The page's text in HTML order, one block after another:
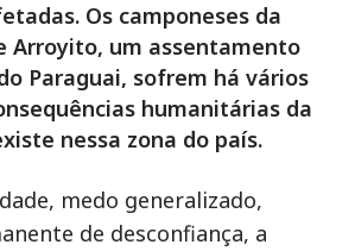
Os camponeses da
Arroyito, um assentamento
Paraguai, sofrem há vários
humanitárias da
nessa zona do país.
medo generalizado,
de desconfiança, a